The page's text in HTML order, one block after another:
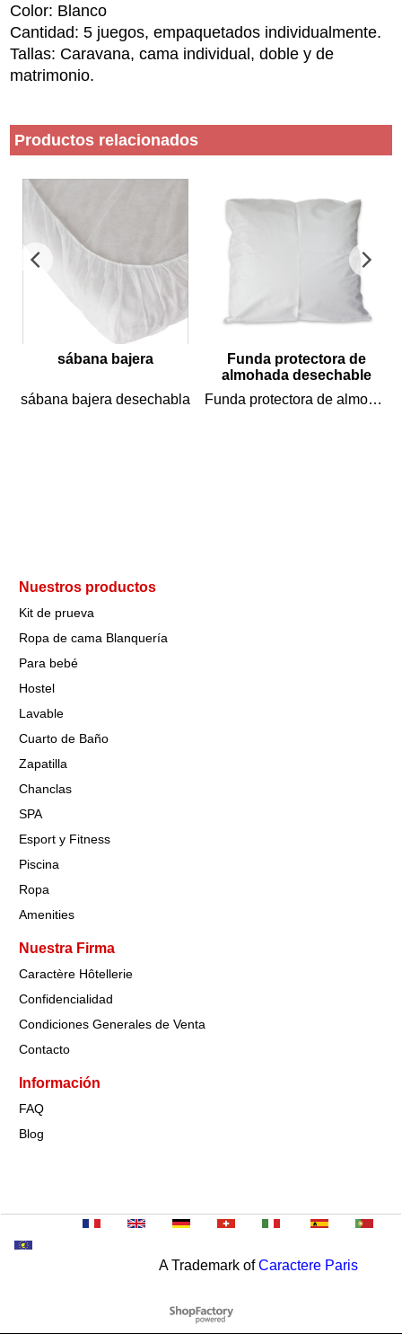
Color: Blanco
Cantidad: 5 juegos, empaquetados individualmente.
Tallas: Caravana, cama individual, doble y de
matrimonio.
Productos relacionados
sábana bajera
sábana bajera desechabla
Funda protectora de
almohada desechable
Funda protectora de almohada desechable
Nuestros productos
Kit de prueva
Ropa de cama Blanquería
Para bebé
Hostel
Lavable
Cuarto de Baño
Zapatilla
Chanclas
SPA
Esport y Fitness
Piscina
Ropa
Amenities
Nuestra Firma
Caractère Hôtellerie
Confidencialidad
Condiciones Generales de Venta
Contacto
Información
FAQ
Blog
A Trademark ofCaractere Paris
To create online store
ShopFactory eCommerce